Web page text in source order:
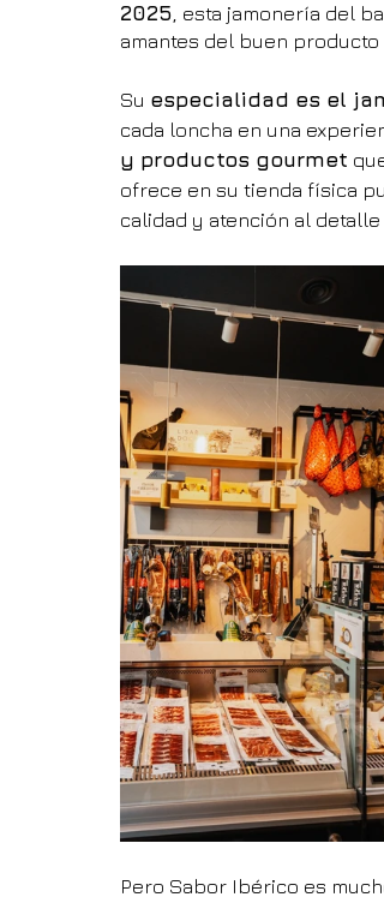
2025, esta jamonería del
amantes del buen
Su especialidad es el
cada loncha en una
y productos gourmet
ofrece en su tienda física
calidad y atención al
Pero Sabor Ibérico es